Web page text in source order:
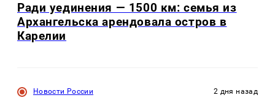
Ради уединения — 1500 км: семья из
Архангельска арендовала остров в
Карелии
Новости России 2 дня назад